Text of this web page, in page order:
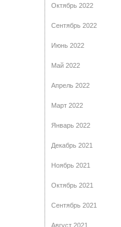
Октябрь 2022
Сентябрь 2022
Июнь 2022
Май 2022
Апрель 2022
Март 2022
Январь 2022
Декабрь 2021
Ноябрь 2021
Октябрь 2021
Сентябрь 2021
Август 2021